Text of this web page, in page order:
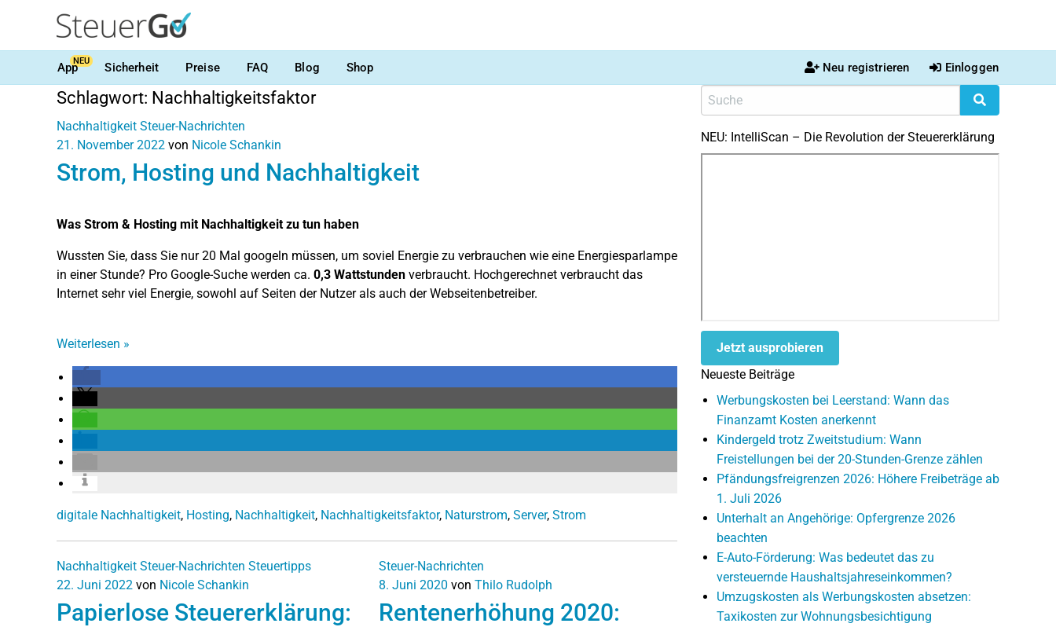
AppNEU Sicherheit Preise FAQ Blog Shop Neu registrieren Einloggen
Schlagwort: Nachhaltigkeitsfaktor
Nachhaltigkeit Steuer-Nachrichten
21. November 2022 von Nicole Schankin
Strom, Hosting und Nachhaltigkeit
Was Strom & Hosting mit Nachhaltigkeit zu tun haben
Wussten Sie, dass Sie nur 20 Mal googeln müssen, um soviel Energie zu verbrauchen wie eine Energiesparlampe
in einer Stunde? Pro Google-Suche werden ca. 0,3 Wattstunden verbraucht. Hochgerechnet verbraucht das
Internet sehr viel Energie, sowohl auf Seiten der Nutzer als auch der Webseitenbetreiber.
Weiterlesen »
digitale Nachhaltigkeit, Hosting, Nachhaltigkeit, Nachhaltigkeitsfaktor, Naturstrom, Server, Strom
Nachhaltigkeit Steuer-Nachrichten Steuertipps
22. Juni 2022 von Nicole Schankin
Papierlose Steuererklärung:
Steuer-Nachrichten
8. Juni 2020 von Thilo Rudolph
Rentenerhöhung 2020:
NEU: IntelliScan – Die Revolution der Steuererklärung
Jetzt ausprobieren
Neueste Beiträge
Werbungskosten bei Leerstand: Wann das
Finanzamt Kosten anerkennt
Kindergeld trotz Zweitstudium: Wann
Freistellungen bei der 20-Stunden-Grenze zählen
Pfändungsfreigrenzen 2026: Höhere Freibeträge ab
1. Juli 2026
Unterhalt an Angehörige: Opfergrenze 2026
beachten
E-Auto-Förderung: Was bedeutet das zu
versteuernde Haushaltsjahreseinkommen?
Umzugskosten als Werbungskosten absetzen:
Taxikosten zur Wohnungsbesichtigung